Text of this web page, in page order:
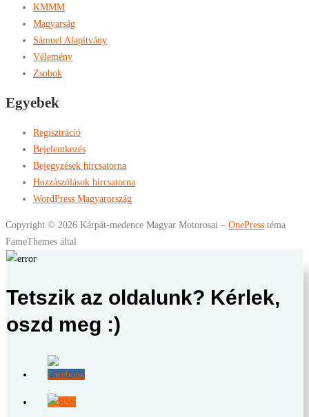
KMMM
Magyarság
Sámuel Alapítvány
Vélemény
Zsobok
Egyebek
Regisztráció
Bejelentkezés
Bejegyzések hírcsatorna
Hozzászólások hírcsatorna
WordPress Magyarország
Copyright © 2026 Kárpát-medence Magyar Motorosai – OnePress téma
FameThemes által
Tetszik az oldalunk? Kérlek,
oszd meg :)